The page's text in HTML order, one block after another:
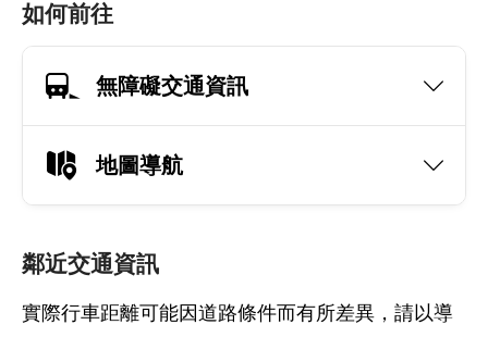
如何前往
無障礙交通資訊
地圖導航
鄰近交通資訊
實際行車距離可能因道路條件而有所差異，請以導